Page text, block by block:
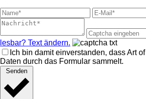
lesbar? Text ändern.
Ich bin damit einverstanden, dass Art
Daten durch das Formular sammelt.
Senden